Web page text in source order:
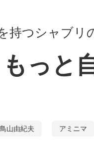
持つシャブリ
っと
鳥山由紀夫 アミニマ